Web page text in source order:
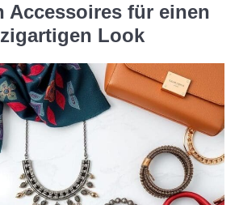
Accessoires für einen
Look